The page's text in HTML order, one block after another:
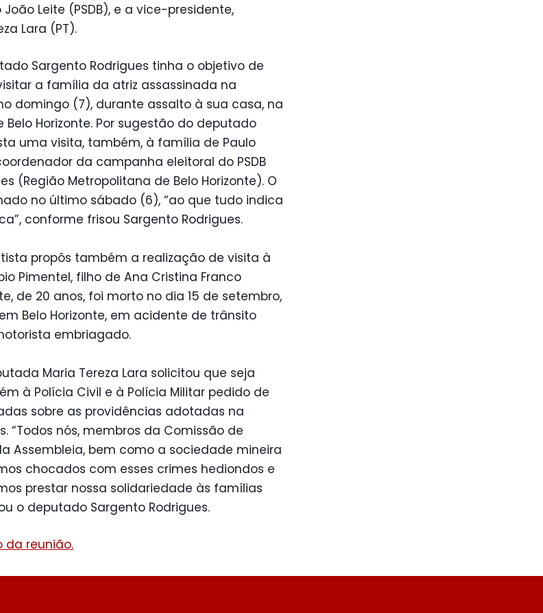
Leite (PSDB), e a vice-presidente,
Lara (PT).
Sargento Rodrigues tinha o objetivo de
a família da atriz assassinada na
domingo (7), durante assalto à sua casa, na
Horizonte. Por sugestão do deputado
uma visita, também, à família de Paulo
da campanha eleitoral do PSDB
(Região Metropolitana de Belo Horizonte). O
no último sábado (6), “ao que tudo indica
conforme frisou Sargento Rodrigues.
propôs também a realização de visita à
Pimentel, filho de Ana Cristina Franco
de 20 anos, foi morto no dia 15 de setembro,
Belo Horizonte, em acidente de trânsito
embriagado.
Maria Tereza Lara solicitou que seja
à Polícia Civil e à Polícia Militar pedido de
sobre as providências adotadas na
“Todos nós, membros da Comissão de
Assembleia, bem como a sociedade mineira
chocados com esses crimes hediondos e
prestar nossa solidariedade às famílias
o deputado Sargento Rodrigues.
da reunião.